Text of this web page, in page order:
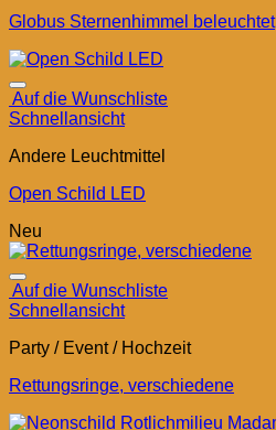
Globus Sternenhimmel beleuchtet
Auf die Wunschliste
Schnellansicht
Andere Leuchtmittel
Open Schild LED
Neu
Auf die Wunschliste
Schnellansicht
Party / Event / Hochzeit
Rettungsringe, verschiedene